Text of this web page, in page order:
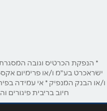
שם מלא*
* הנפקת הכרטיס וגובה
ישראכרט בע"מ ו/או פרימיום
ו/או הבנק המנפיק * אי עמידה
חיוב בריבית פיגורים